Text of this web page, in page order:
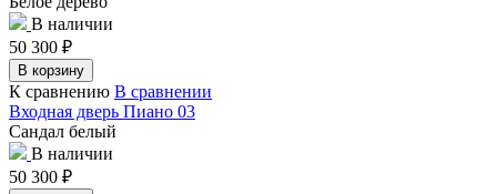
В наличии
50 300 ₽
В корзину
К сравнению В сравнении
Входная дверь Пиано 03
Сандал белый
В наличии
50 300 ₽